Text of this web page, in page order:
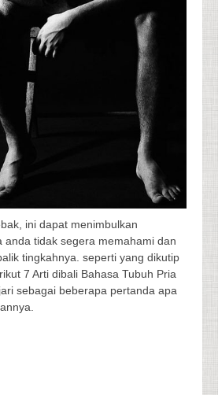
ini dapat menimbulkan
anda tidak segera memahami dan
tingkahnya. seperti yang dikutip
7 Arti dibali Bahasa Tubuh Pria
sebagai beberapa pertanda apa